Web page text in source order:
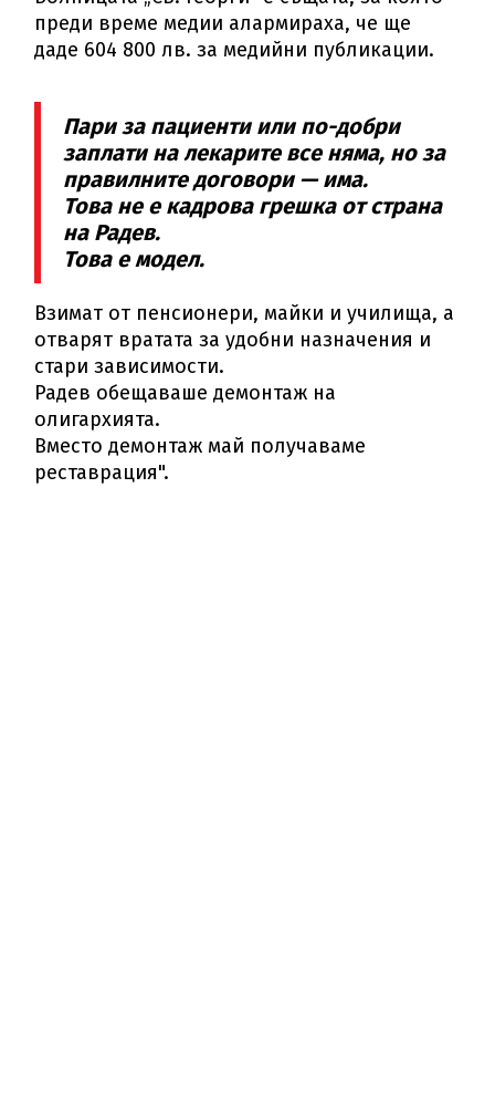
преди време медии алармираха, че ще
даде 604 800 лв. за медийни публикации.
Пари за пациенти или по-добри
заплати на лекарите все няма, но за
правилните договори — има.
Това не е кадрова грешка от страна
на Радев.
Това е модел.
Взимат от пенсионери, майки и училища, а
отварят вратата за удобни назначения и
стари зависимости.
Радев обещаваше демонтаж на
олигархията.
Вместо демонтаж май получаваме
реставрация".